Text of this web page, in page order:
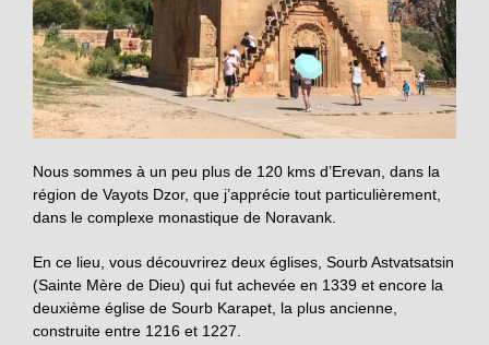
Nous sommes à un peu plus de 120 kms d’Erevan, dans la
région de Vayots Dzor, que j’apprécie tout particulièrement,
dans le complexe monastique de Noravank.
En ce lieu, vous découvrirez deux églises, Sourb Astvatsatsin
(Sainte Mère de Dieu) qui fut achevée en 1339 et encore la
deuxième église de Sourb Karapet, la plus ancienne,
construite entre 1216 et 1227.